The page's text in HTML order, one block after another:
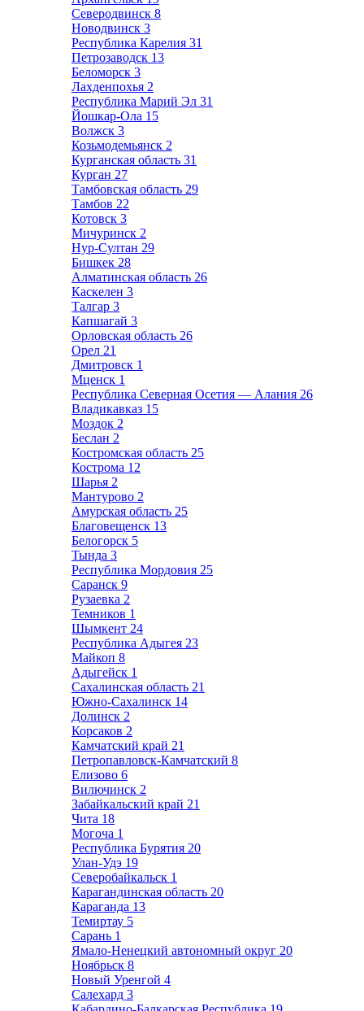
Северодвинск 8
Новодвинск 3
Республика Карелия 31
Петрозаводск 13
Беломорск 3
Лахденпохья 2
Республика Марий Эл 31
Йошкар-Ола 15
Волжск 3
Козьмодемьянск 2
Курганская область 31
Курган 27
Тамбовская область 29
Тамбов 22
Котовск 3
Мичуринск 2
Нур-Султан 29
Бишкек 28
Алматинская область 26
Каскелен 3
Талгар 3
Капшагай 3
Орловская область 26
Орел 21
Дмитровск 1
Мценск 1
Республика Северная Осетия — Алания 26
Владикавказ 15
Моздок 2
Беслан 2
Костромская область 25
Кострома 12
Шарья 2
Мантурово 2
Амурская область 25
Благовещенск 13
Белогорск 5
Тында 3
Республика Мордовия 25
Саранск 9
Рузаевка 2
Темников 1
Шымкент 24
Республика Адыгея 23
Майкоп 8
Адыгейск 1
Сахалинская область 21
Южно-Сахалинск 14
Долинск 2
Корсаков 2
Камчатский край 21
Петропавловск-Камчатский 8
Елизово 6
Вилючинск 2
Забайкальский край 21
Чита 18
Могоча 1
Республика Бурятия 20
Улан-Удэ 19
Северобайкальск 1
Карагандинская область 20
Караганда 13
Темиртау 5
Сарань 1
Ямало-Ненецкий автономный округ 20
Ноябрьск 8
Новый Уренгой 4
Салехард 3